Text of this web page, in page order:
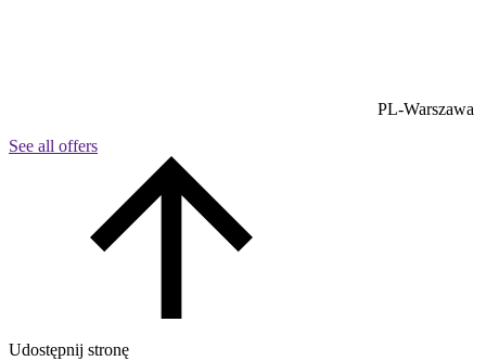
PL-Warszawa
See all offers
Udostępnij stronę